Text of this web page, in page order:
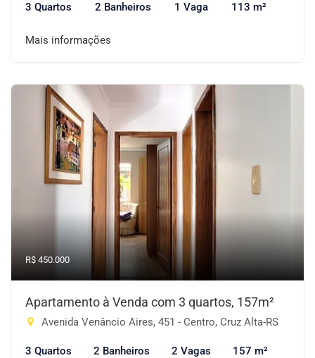
3 Quartos 2 Banheiros 1 Vaga 113 m²
Mais informações
R$ 450.000
Apartamento à Venda com 3 quartos, 157m²
Avenida Venâncio Aires, 451 - Centro, Cruz Alta-RS
3 Quartos 2 Banheiros 2 Vagas 157 m²